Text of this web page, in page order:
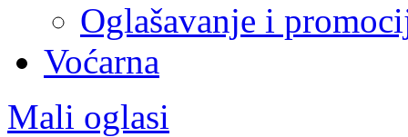
Oglašavanje i
Voćarna
Mali oglasi